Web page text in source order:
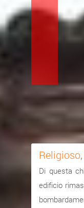
Religioso,
Di questa
edificio